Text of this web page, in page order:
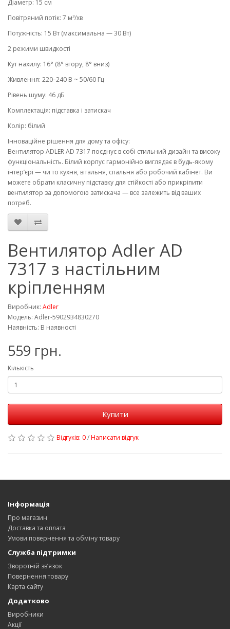
Діаметр: 15 см
Повітряний потік: 7 м³/хв
Потужність: 15 Вт (максимальна — 30 Вт)
2 режими швидкості
Кут нахилу: 16° (8° вгору, 8° вниз)
Живлення: 220–240 В ~ 50/60 Гц
Рівень шуму: 46 дБ
Комплектація: підставка і затискач
Колір: білий
Інноваційне рішення для дому та офісу:
Вентилятор ADLER AD 7317 поєднує в собі стильний дизайн та високу
функціональність. Білий корпус гармонійно виглядає в будь-якому
інтер’єрі — чи то кухня, вітальня, спальня або робочий кабінет. Ви
можете обрати класичну підставку для стійкості або прикріпити
вентилятор за допомогою затискача — все залежить від ваших
потреб.
Вентилятор Adler AD
7317 з настільним
кріпленням
Виробник: Adler
Модель: Adler-5902934830270
Наявність: В наявності
559 грн.
Кількість
Купити
Відгуків: 0/Написати відгук
Інформація
Про магазин
Доставка та оплата
Умови повернення та обміну товару
Служба підтримки
Зворотній зв’язок
Повернення товару
Карта сайту
Додатково
Виробники
Акції